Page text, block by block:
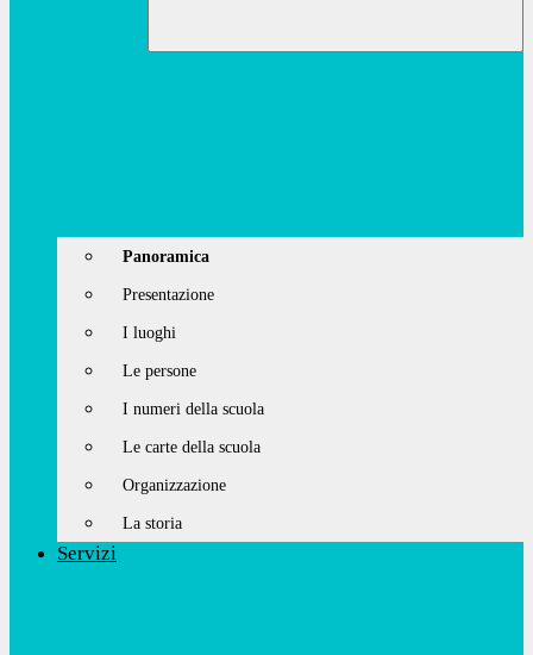
Panoramica
Presentazione
I luoghi
Le persone
I numeri della scuola
Le carte della scuola
Organizzazione
La storia
Servizi